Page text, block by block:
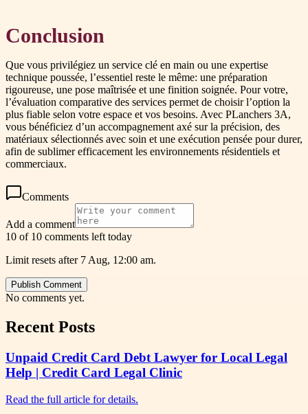
Conclusion
Que vous privilégiez un service clé en main ou une expertise
technique poussée, l’essentiel reste le même: une préparation
rigoureuse, une pose maîtrisée et une finition soignée. Pour votre,
l’évaluation comparative des services permet de choisir l’option la
plus fiable selon votre espace et vos besoins. Avec PLanchers 3A,
vous bénéficiez d’un accompagnement axé sur la précision, des
matériaux sélectionnés avec soin et une exécution pensée pour durer,
afin de sublimer efficacement les environnements résidentiels et
commerciaux.
Comments
Add a comment
10 of 10 comments left today
Limit resets after 7 Aug, 12:00 am.
Publish Comment
No comments yet.
Recent Posts
Unpaid Credit Card Debt Lawyer for Local Legal
Help | Credit Card Legal Clinic
Read the full article for details.